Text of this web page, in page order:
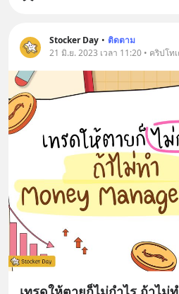
Stocker Day • ติดตาม
21 มิ.ย. 2023 เวลา 11:20 • คริปโท